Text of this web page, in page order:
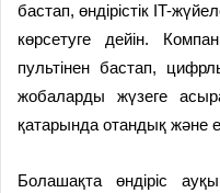
бастап, өндірістік IT-
көрсетуге дейін.
пультінен бастап,
жобаларды жүзеге
қатарында отандық және
Болашақта өндіріс